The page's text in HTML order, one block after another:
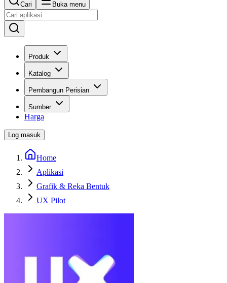
Cari Buka menu
Produk
Katalog
Pembangun Perisian
Sumber
Harga
Log masuk
Home
Aplikasi
Grafik & Reka Bentuk
UX Pilot